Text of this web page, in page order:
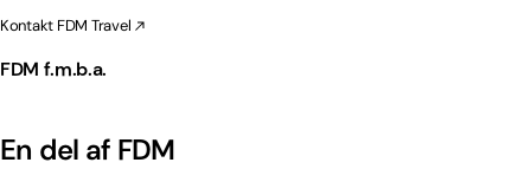
Kontakt FDM Travel
FDM f.m.b.a.
En del af FDM